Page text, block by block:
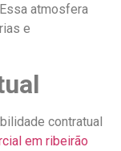
atmosfera
e
contratual
em ribeirão